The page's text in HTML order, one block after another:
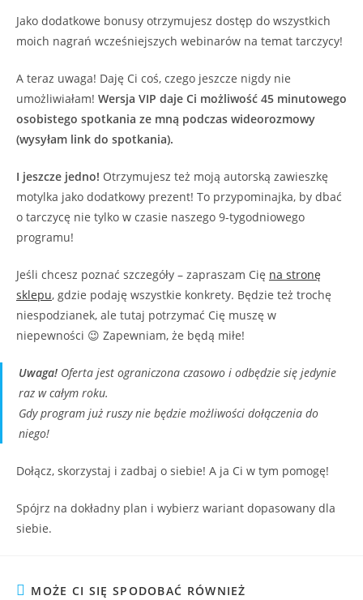
Jako dodatkowe bonusy otrzymujesz dostęp do wszystkich
moich nagrań wcześniejszych webinarów na temat tarczycy!
A teraz uwaga! Daję Ci coś, czego jeszcze nigdy nie
umożliwiałam! Wersja VIP daje Ci możliwość 45 minutowego
osobistego spotkania ze mną podczas wideorozmowy
(wysyłam link do spotkania).
I jeszcze jedno! Otrzymujesz też moją autorską zawieszkę
motylka jako dodatkowy prezent! To przypominajka, by dbać
o tarczycę nie tylko w czasie naszego 9-tygodniowego
programu!
Jeśli chcesz poznać szczegóły – zapraszam Cię na stronę
sklepu, gdzie podaję wszystkie konkrety. Będzie też trochę
niespodzianek, ale tutaj potrzymać Cię muszę w
niepewności 😉 Zapewniam, że będą miłe!
Uwaga! Oferta jest ograniczona czasowo i odbędzie się jedynie
raz w całym roku.
Gdy program już ruszy nie będzie możliwości dołączenia do
niego!
Dołącz, skorzystaj i zadbaj o siebie! A ja Ci w tym pomogę!
Spójrz na dokładny plan i wybierz wariant dopasowany dla
siebie.
MOŻE CI SIĘ SPODOBAĆ RÓWNIEŻ